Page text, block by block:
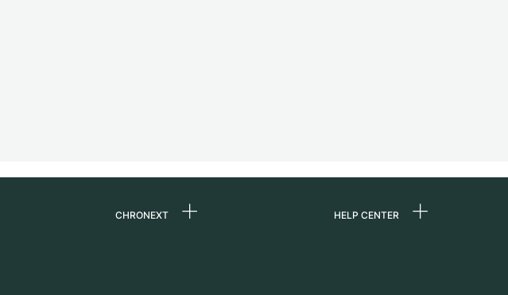
CHRONEXT HELP CENTER